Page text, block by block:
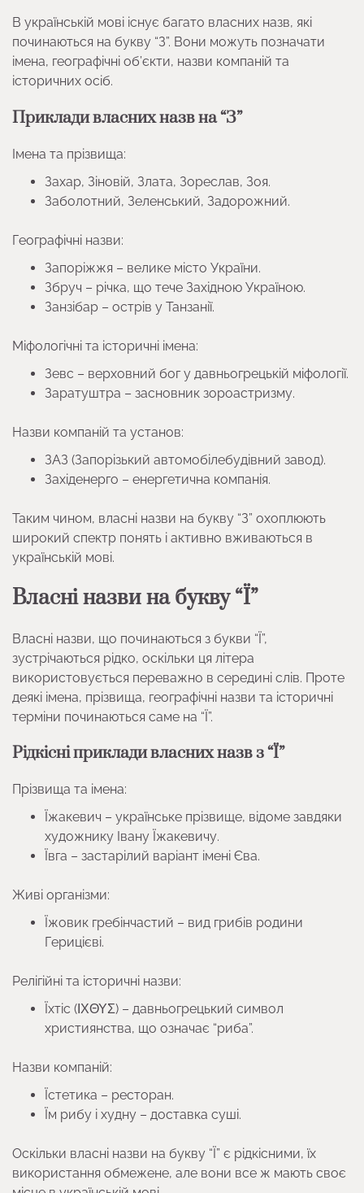
В українській мові існує багато власних назв, які
починаються на букву “З”. Вони можуть позначати
імена, географічні об’єкти, назви компаній та
історичних осіб.
Приклади власних назв на “З”
Імена та прізвища:
Захар, Зіновій, Злата, Зореслав, Зоя.
Заболотний, Зеленський, Задорожний.
Географічні назви:
Запоріжжя – велике місто України.
Збруч – річка, що тече Західною Україною.
Занзібар – острів у Танзанії.
Міфологічні та історичні імена:
Зевс – верховний бог у давньогрецькій міфології.
Заратуштра – засновник зороастризму.
Назви компаній та установ:
ЗАЗ (Запорізький автомобілебудівний завод).
Західенерго – енергетична компанія.
Таким чином, власні назви на букву “З” охоплюють
широкий спектр понять і активно вживаються в
українській мові.
Власні назви на букву “Ї”
Власні назви, що починаються з букви “Ї”,
зустрічаються рідко, оскільки ця літера
використовується переважно в середині слів. Проте
деякі імена, прізвища, географічні назви та історичні
терміни починаються саме на “Ї”.
Рідкісні приклади власних назв з “Ї”
Прізвища та імена:
Їжакевич – українське прізвище, відоме завдяки
художнику Івану Їжакевичу.
Ївга – застарілий варіант імені Єва.
Живі організми:
Їжовик гребінчастий – вид грибів родини
Герицієві.
Релігійні та історичні назви:
Їхтіс (ΙΧΘΥΣ) – давньогрецький символ
християнства, що означає “риба”.
Назви компаній:
Їстетика – ресторан.
Їм рибу і худну – доставка суші.
Оскільки власні назви на букву “Ї” є рідкісними, їх
використання обмежене, але вони все ж мають своє